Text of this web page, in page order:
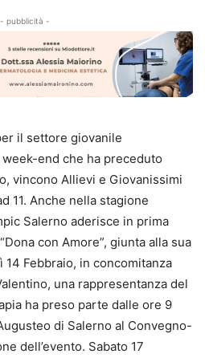
- pubblicità -
il settore giovanile
end che ha preceduto
vincono Allievi e Giovanissimi
11. Anche nella stagione
Salerno aderisce in prima
con Amore”, giunta alla sua
Febbraio, in concomitanza
una rappresentanza del
ha preso parte dalle ore 9
di Salerno al Convegno-
dell’evento. Sabato 17